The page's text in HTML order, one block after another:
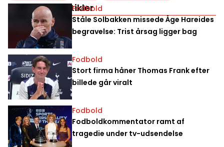
Relaterede artikler
Fodbold
Ståle Solbakken missede Åge Hareides
begravelse: Trist årsag ligger bag
Fodbold
Stort firma håner Thomas Frank efter
billede går viralt
Fodbold
Fodboldkommentator ramt af
tragedie under tv-udsendelse